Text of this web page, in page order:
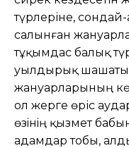
түрлеріне,
салынған
тұқымдас балық
уылдырық
жануарларының
ол жерге өріс
өзiнiң қызмет
адамдар тобы,